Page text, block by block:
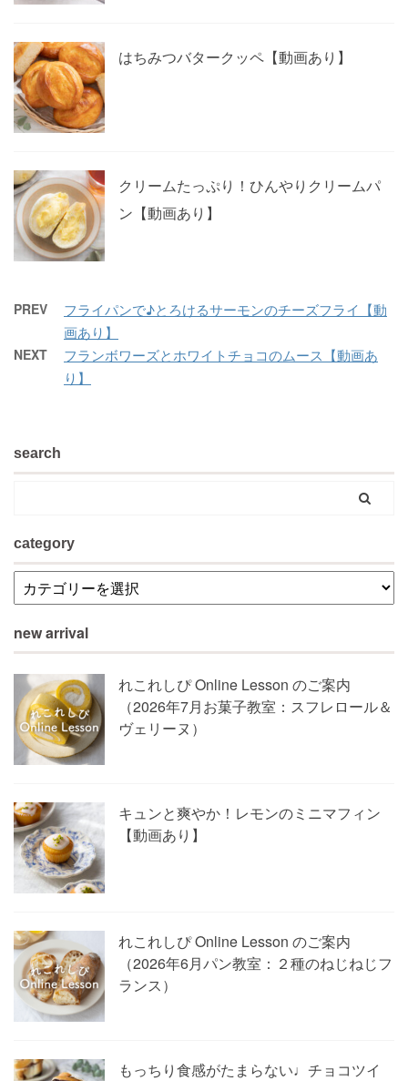
はちみつバタークッペ【動画あり】
クリームたっぷり！ひんやりクリームパ
ン【動画あり】
PREV
フライパンで♪とろけるサーモンのチーズフライ【動
画あり】
NEXT
フランボワーズとホワイトチョコのムース【動画あ
り】
search
category
new arrival
れこれしぴ Online Lesson のご案内
（2026年7月お菓子教室：スフレロール＆
ヴェリーヌ）
キュンと爽やか！レモンのミニマフィン
【動画あり】
れこれしぴ Online Lesson のご案内
（2026年6月パン教室：２種のねじねじフ
ランス）
もっちり食感がたまらない♩チョコツイ